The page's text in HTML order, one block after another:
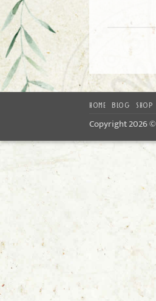
HOME BLOG SHOP
Copyright 2026 ©